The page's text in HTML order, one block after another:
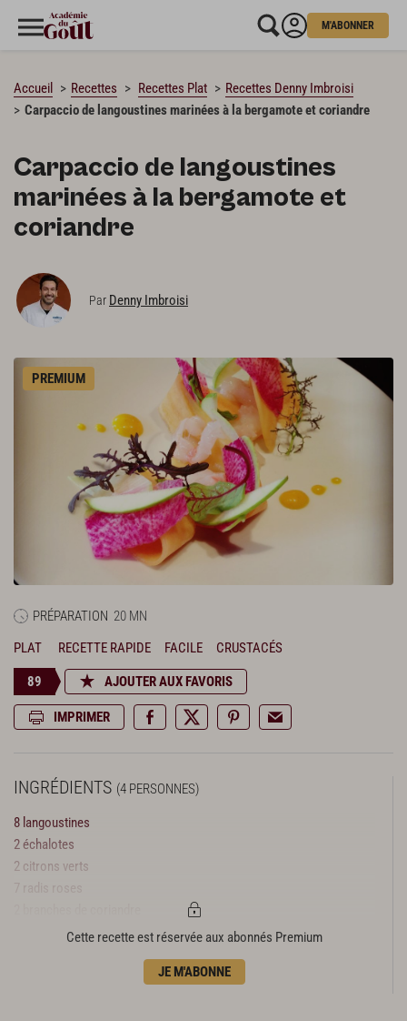
M'ABONNER
Accueil Recettes Recettes Plat
Recettes Denny Imbroisi
Carpaccio de langoustines marinées à la bergamote et coriandre
Carpaccio de langoustines
marinées à la bergamote et
coriandre
Par Denny Imbroisi
PREMIUM
PRÉPARATION 20 MN
PLAT
RECETTE RAPIDE FACILE CRUSTACÉS
89 AJOUTER AUX FAVORIS
IMPRIMER
INGRÉDIENTS (4 PERSONNES)
8 langoustines
2 échalotes
2 citrons verts
7 radis roses
1 bergamoteCette recette est réservée aux abonnés Premium
JE M'ABONNE
CHARGEMENT…